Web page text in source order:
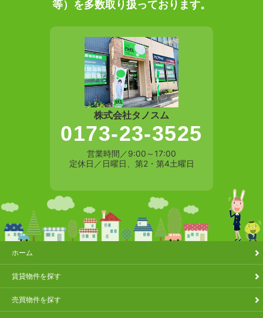
等）を多数取り扱っております。
株式会社タノスム
0173-23-3525
営業時間／9:00～17:00
定休日／日曜日、第2・第4土曜日
ホーム
賃貸物件を探す
売買物件を探す